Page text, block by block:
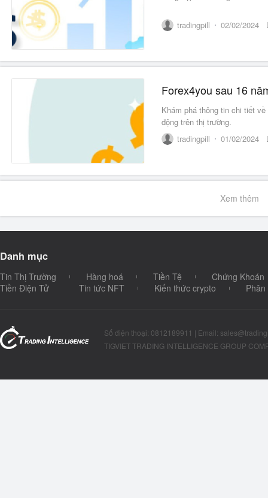
tradingpill 02/02/2024
Forex4you sau 16
Khám phá thông tin chi tiết
động trên thị trường.
tradingpill
01/02/2024
Xem thêm
Danh mục
Tin Thị Trường Hàng hoá Tiền Tệ
Chứng Khoán
Tiền Điện Tử
Tin tức NFT Kiến thức crypto
Số điện thoại: 0812189911 | Email:
TIGVIET TRADING INTELLIGENCE GROUP